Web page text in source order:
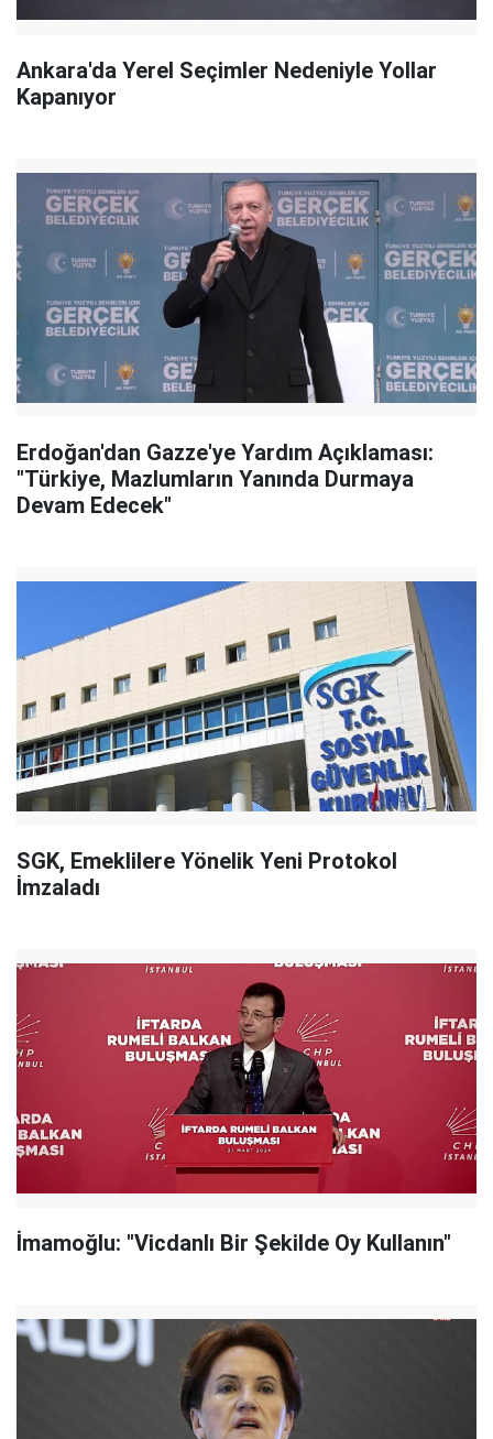
Ankara'da Yerel Seçimler Nedeniyle Yollar
Kapanıyor
Erdoğan'dan Gazze'ye Yardım Açıklaması:
"Türkiye, Mazlumların Yanında Durmaya
Devam Edecek"
SGK, Emeklilere Yönelik Yeni Protokol
İmzaladı
İmamoğlu: "Vicdanlı Bir Şekilde Oy Kullanın"